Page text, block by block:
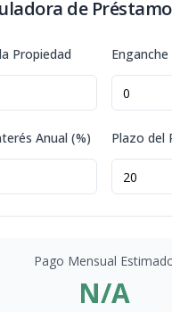
de
Propiedad Enganche
Anual (%) Plazo del
Pago Mensual
N/A